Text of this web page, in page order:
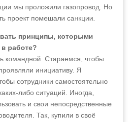
мы проложили газопровод. Но
проект помешали санкции.
принципы, которыми
в работе?
командной. Стараемся, чтобы
инициативу. Я
сотрудники самостоятельно
либо ситуаций. Иногда,
и свои непосредственные
Так, купили в своё